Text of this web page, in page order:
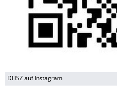
DHSZ auf Instagram